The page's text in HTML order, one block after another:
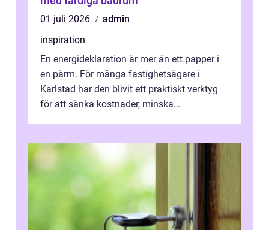
01 juli 2026
admin
inspiration
En energideklaration är mer än ett papper i
en pärm. För många fastighetsägare i
Karlstad har den blivit ett praktiskt verktyg
för att sänka kostnader, minska